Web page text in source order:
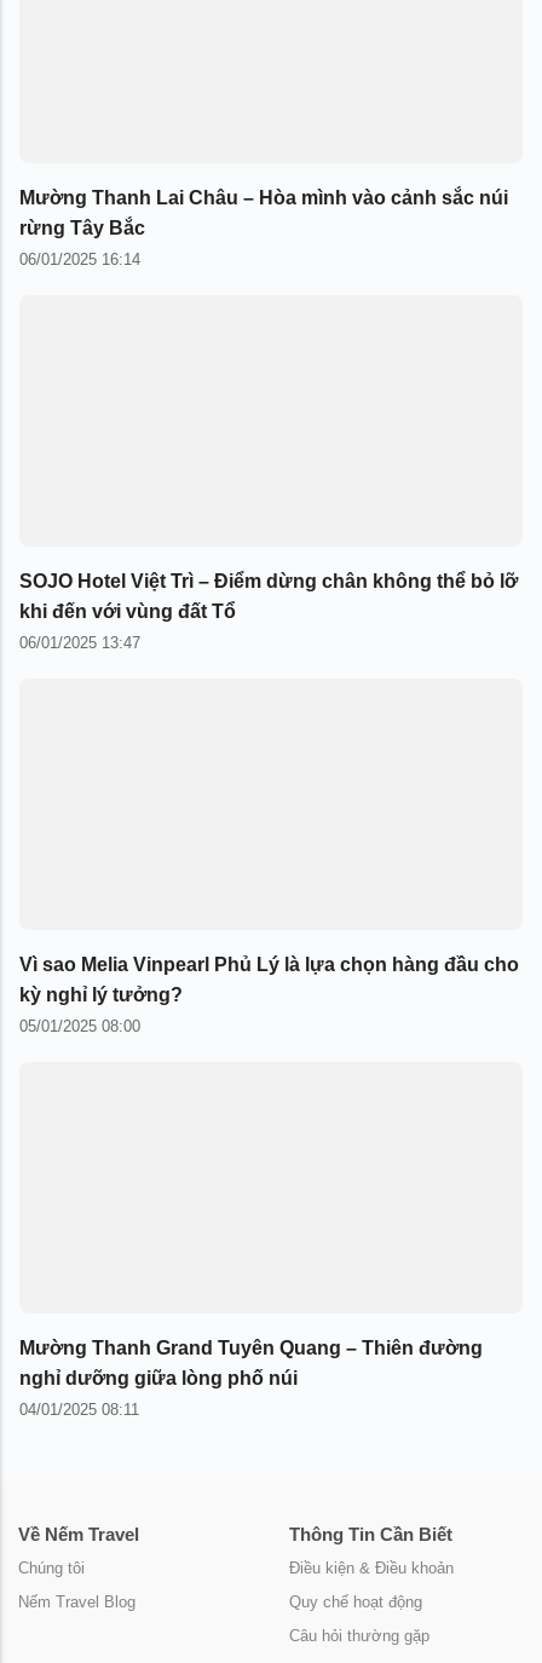
Mường Thanh Lai Châu – Hòa mình vào cảnh sắc núi
rừng Tây Bắc
06/01/2025 16:14
SOJO Hotel Việt Trì – Điểm dừng chân không thể bỏ lỡ
khi đến với vùng đất Tổ
06/01/2025 13:47
Vì sao Melia Vinpearl Phủ Lý là lựa chọn hàng đầu cho
kỳ nghỉ lý tưởng?
05/01/2025 08:00
Mường Thanh Grand Tuyên Quang – Thiên đường
nghỉ dưỡng giữa lòng phố núi
04/01/2025 08:11
Về Nếm Travel
Chúng tôi
Nếm Travel Blog
Thông Tin Cần Biết
Điều kiện & Điều khoản
Quy chế hoạt động
Câu hỏi thường gặp